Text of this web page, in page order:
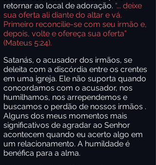
retornar ao local de adoração. “... deixe
sua oferta ali diante do altar e vá.
Primeiro reconcilie-se com seu irmão e,
depois, volte e ofereça sua oferta”
(Mateus 5:24).
Satanás, o acusador dos irmãos, se
deleita com a discórdia entre os crentes
em uma igreja. Ele não suporta quando
concordamos com o acusador, nos
humilhamos, nos arrependemos e
buscamos o perdão de nossos irmãos .
Alguns dos meus momentos mais
significativos de agradar ao Senhor
acontecem quando eu acerto algo em
um relacionamento. A humildade é
benéfica para a alma.